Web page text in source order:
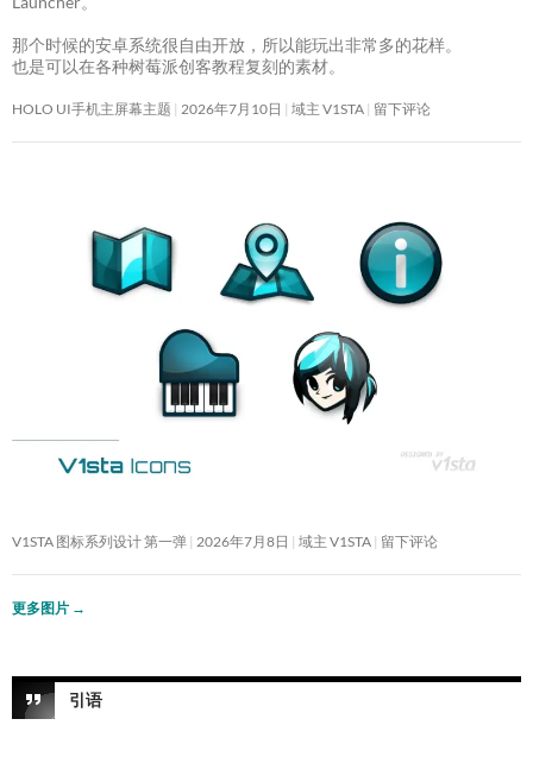
那个时候的安卓系统很自由开放，所以能玩出非常多的花样。
也是可以在各种树莓派创客教程复刻的素材。
HOLO UI手机主屏幕主题 2026年7月10日 域主 V1STA 留下评论
V1STA 图标系列设计 第一弹 2026年7月8日 域主 V1STA 留下评论
更多图片 →
引语